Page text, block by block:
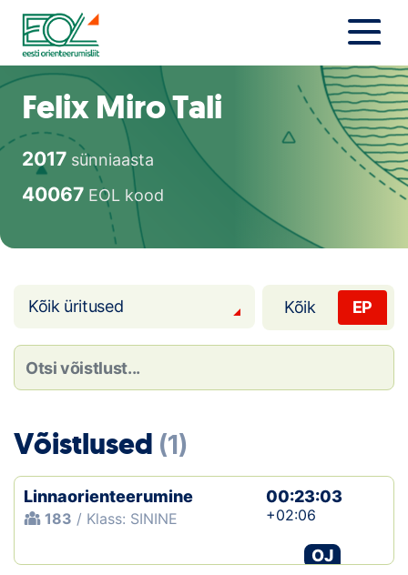
Liigu
sisu
juurde
Estonian Orienteering Federation
Uudised
Alustajale
Orienteerujale
Eesti Orienteerumine 100!
Noored
Kontakt
EOL
Felix Miro Tali
2017 sünniaasta
40067 EOL kood
Kõik üritused Kõik EP
Võistlused (1)
Linnaorienteerumine
183 / Klass: SININE
00:23:03
+02:06
OJ